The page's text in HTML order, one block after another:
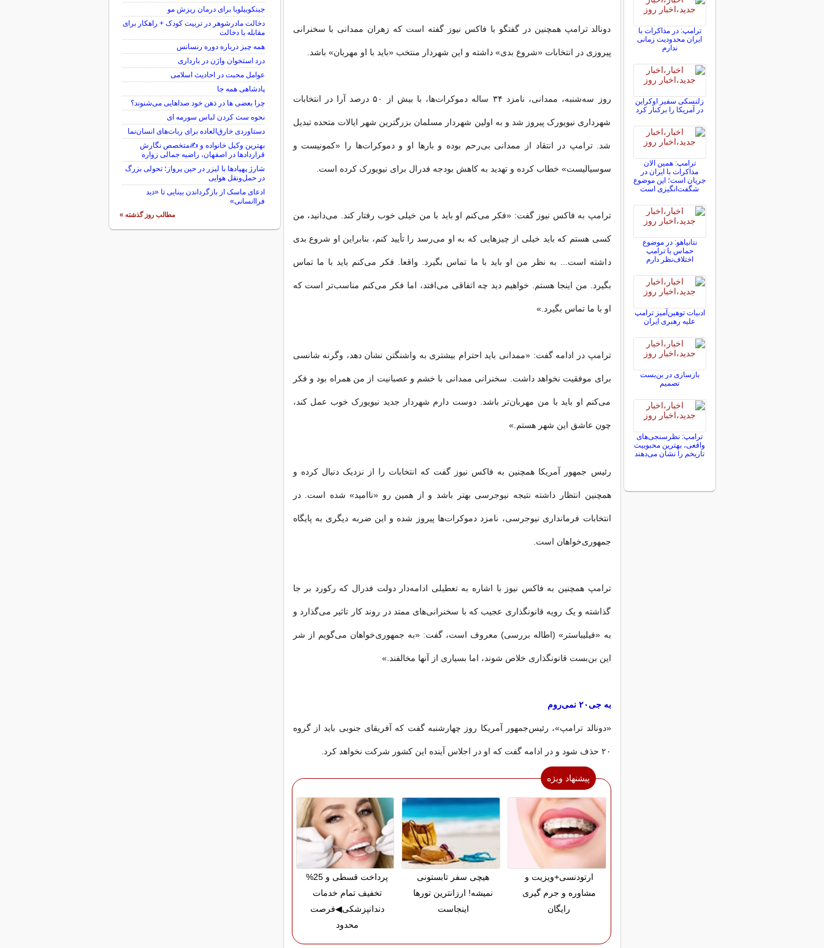
دونالد ترامپ همچنین در گفتگو با فاکس نیوز گفته است که زهران ممدانی با سخنرانی
پیروزی در انتخابات «شروع بدی» داشته و این شهردار منتخب «باید با او مهربان» باشد.
روز سه‌شنبه، ممدانی، نامزد ۳۴ ساله دموکرات‌ها، با بیش از ۵۰ درصد آرا در انتخابات
شهرداری نیویورک پیروز شد و به اولین شهردار مسلمان بزرگترین شهر ایالات متحده تبدیل
شد. ترامپ در انتقاد از ممدانی بی‌رحم بوده و بارها او و دموکرات‌ها را «کمونیست و
سوسیالیست» خطاب کرده و تهدید به کاهش بودجه فدرال برای نیویورک کرده است.
ترامپ به فاکس نیوز گفت: «فکر می‌کنم او باید با من خیلی خوب رفتار کند. می‌دانید، من
کسی هستم که باید خیلی از چیزهایی که به او می‌رسد را تأیید کنم، بنابراین او شروع بدی
داشته است... به نظر من او باید با ما تماس بگیرد. واقعا. فکر می‌کنم باید با ما تماس
بگیرد. من اینجا هستم. خواهیم دید چه اتفاقی می‌افتد، اما فکر می‌کنم مناسب‌تر است که
او با ما تماس بگیرد.»
ترامپ در ادامه گفت: «ممدانی باید احترام بیشتری به واشنگتن نشان دهد، وگرنه شانسی
برای موفقیت نخواهد داشت. سخنرانی ممدانی با خشم و عصبانیت از من همراه بود و فکر
می‌کنم او باید با من مهربان‌تر باشد. دوست دارم شهردار جدید نیویورک خوب عمل کند،
چون عاشق این شهر هستم.»
رئیس جمهور آمریکا همچنین به فاکس نیوز گفت که انتخابات را از نزدیک دنبال کرده و
همچنین انتظار داشته نتیجه نیوجرسی بهتر باشد و از همین رو «ناامید» شده است. در
انتخابات فرمانداری نیوجرسی، نامزد دموکرات‌ها پیروز شده و این ضربه دیگری به پایگاه
جمهوری‌خواهان است.
ترامپ همچنین به فاکس نیوز با اشاره به تعطیلی ادامه‌دار دولت فدرال که رکورد بر جا
گذاشته و یک رویه قانونگذاری عجیب که با سخنرانی‌های ممتد در روند کار تاثیر می‌گذارد و
به «فیلیباستر» (اطاله بررسی) معروف است، گفت: «به جمهوری‌خواهان می‌گویم از شر
این بن‌بست قانونگذاری خلاص شوند، اما بسیاری از آنها مخالفند.»
به جی۲۰ نمی‌روم
«دونالد ترامپ»، رئیس‌جمهور آمریکا روز چهارشنبه گفت که آفریقای جنوبی باید از گروه
۲۰ حذف شود و در ادامه گفت که او در اجلاس آینده این کشور شرکت نخواهد کرد.
پیشنهاد ویژه
ارتودنسی+ویزیت و
مشاوره و جرم گیری
رایگان
هیچی سفر تابستونی
نمیشه! ارزانترین تورها
اینجاست
پرداخت قسطی و 25%
تخفیف تمام خدمات
دندانپزشکی◀فرصت
محدود
ترامپ: در مذاکرات با
ایران محدودیت زمانی
ندارم
زلنسکی سفیر اوکراین
در آمریکا را برکنار کرد
ترامپ: همین الان
مذاکرات با ایران در
جریان است؛ این موضوع
شگفت‌انگیزی است
نتانیاهو: در موضوع
حماس با ترامپ
اختلاف‌نظر دارم
ادبیات توهین‌آمیز ترامپ
علیه رهبری ایران
بازسازی در بن‌بست
تصمیم
ترامپ: نظرسنجی‌های
واقعی، بهترین محبوبیت
تاریخم را نشان می‌دهند
جینکوبیلوبا برای درمان ریزش مو
دخالت مادرشوهر در تربیت کودک + راهکار برای
مقابله با دخالت
همه چیز درباره دوره رنسانس
درد استخوان واژن در بارداری
عوامل محبت در احادیث اسلامى
پادشاهی همه جا
چرا بعضی ها در ذهن خود صداهایی می‌شنوند؟
نحوه ست کردن لباس سورمه ای
دستاوردی خارق‌العاده برای ربات‌های انسان‌نما
بهترین وکیل خانواده و ✍️متخصص نگارش
قراردادها در اصفهان، راضیه جمالی زواره
شارژ پهپادها با لیزر در حین پرواز؛ تحولی بزرگ
در حمل‌ونقل هوایی
ادعای ماسک از بازگرداندن بینایی تا «دید
فراانسانی»
مطالب روز گذشته »